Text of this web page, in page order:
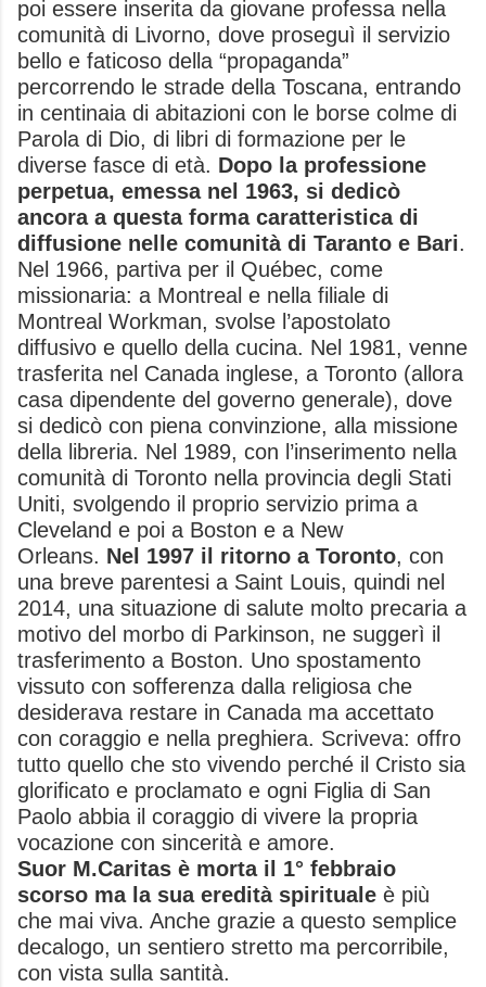
poi essere inserita da giovane professa nella
comunità di Livorno, dove proseguì il servizio
bello e faticoso della “propaganda”
percorrendo le strade della Toscana, entrando
in centinaia di abitazioni con le borse colme di
Parola di Dio, di libri di formazione per le
diverse fasce di età. Dopo la professione
perpetua, emessa nel 1963, si dedicò
ancora a questa forma caratteristica di
diffusione nelle comunità di Taranto e Bari.
Nel 1966, partiva per il Québec, come
missionaria: a Montreal e nella filiale di
Montreal Workman, svolse l’apostolato
diffusivo e quello della cucina. Nel 1981, venne
trasferita nel Canada inglese, a Toronto (allora
casa dipendente del governo generale), dove
si dedicò con piena convinzione, alla missione
della libreria. Nel 1989, con l’inserimento nella
comunità di Toronto nella provincia degli Stati
Uniti, svolgendo il proprio servizio prima a
Cleveland e poi a Boston e a New
Orleans. Nel 1997 il ritorno a Toronto, con
una breve parentesi a Saint Louis, quindi nel
2014, una situazione di salute molto precaria a
motivo del morbo di Parkinson, ne suggerì il
trasferimento a Boston. Uno spostamento
vissuto con sofferenza dalla religiosa che
desiderava restare in Canada ma accettato
con coraggio e nella preghiera. Scriveva: offro
tutto quello che sto vivendo perché il Cristo sia
glorificato e proclamato e ogni Figlia di San
Paolo abbia il coraggio di vivere la propria
vocazione con sincerità e amore.
Suor M.Caritas è morta il 1° febbraio
scorso ma la sua eredità spirituale è più
che mai viva. Anche grazie a questo semplice
decalogo, un sentiero stretto ma percorribile,
con vista sulla santità.